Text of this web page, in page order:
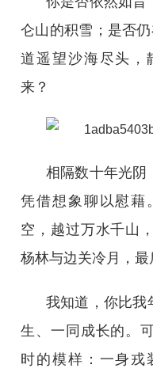
仑山的积雪；是否
道遥望沙海尽头，
来？
相隔数十年光阴
凭借想象聊以慰藉
空，越过万水千山
杨林与边关冷月，最
我知道，你比
生、一同成长的。
时的模样：一身戎